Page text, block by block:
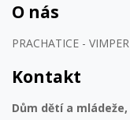
O nás
PRACHATICE -
Kontakt
Dům dětí a